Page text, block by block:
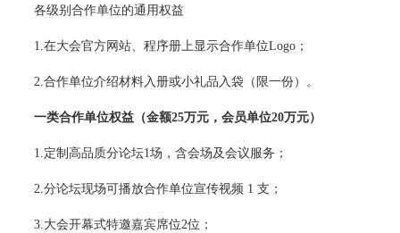
各级别合作单位的通用权益
1.在大会官方网站、程序册上显示合作单位Logo；
2.合作单位介绍材料入册或小礼品入袋（限一份）。
一类合作单位权益 （金额25万元，会员单位20万元）
1.定制高品质分论坛1场，含会场及会议服务；
2.分论坛现场可播放合作单位宣传视频 1 支；
3.大会开幕式特邀嘉宾席位2位；